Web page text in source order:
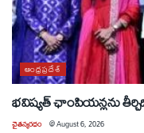
ఆంధ్రప్రదేశ్
భవిష్యత్ ఛాంపియన్లను
చైతన్యరధం @August 6, 2026